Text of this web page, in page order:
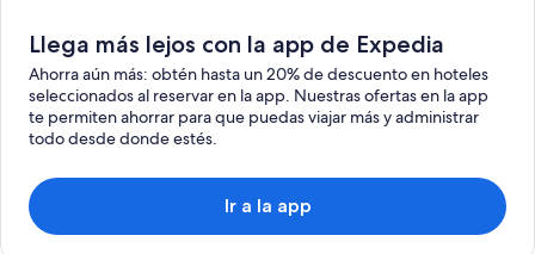
Llega más lejos con la app de Expedia
Ahorra aún más: obtén hasta un 20% de descuento en hoteles
seleccionados al reservar en la app. Nuestras ofertas en la app
te permiten ahorrar para que puedas viajar más y administrar
todo desde donde estés.
Ir a la app